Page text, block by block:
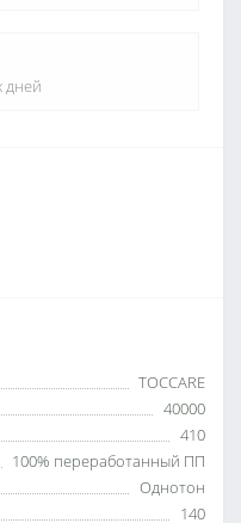
дней
TOCCARE
40000
410
100% переработанный ПП
Однотон
140